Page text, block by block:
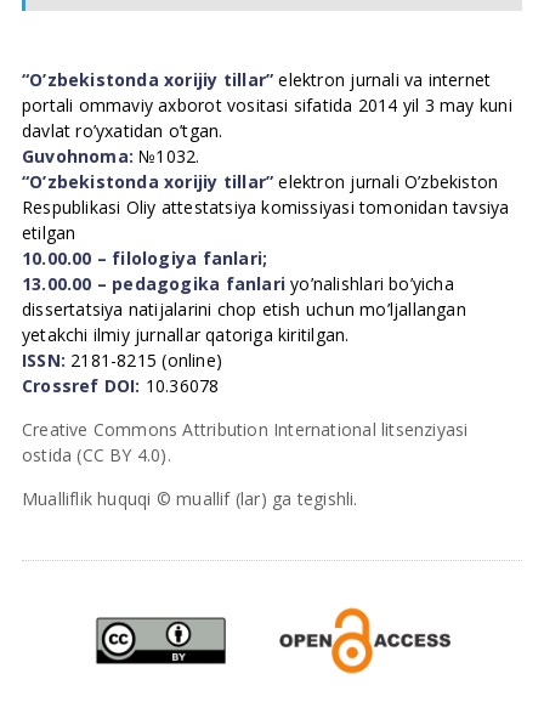
“O’zbekistonda xorijiy tillar” elektron jurnali va internet
portali ommaviy axborot vositasi sifatida 2014 yil 3 may kuni
davlat ro’yxatidan o’tgan.
Guvohnoma: №1032.
“O’zbekistonda xorijiy tillar” elektron jurnali O’zbekiston
Respublikasi Oliy attestatsiya komissiyasi tomonidan tavsiya
etilgan
10.00.00 – filologiya fanlari;
13.00.00 – pedagogika fanlari yo’nalishlari bo’yicha
dissertatsiya natijalarini chop etish uchun mo’ljallangan
yetakchi ilmiy jurnallar qatoriga kiritilgan.
ISSN: 2181-8215 (online)
Crossref DOI: 10.36078
Creative Commons Attribution International litsenziyasi
ostida (CC BY 4.0).
Mualliflik huquqi © muallif (lar) ga tegishli.